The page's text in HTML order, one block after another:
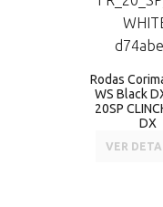
Rodas
WS Black
20SP
DX
VER